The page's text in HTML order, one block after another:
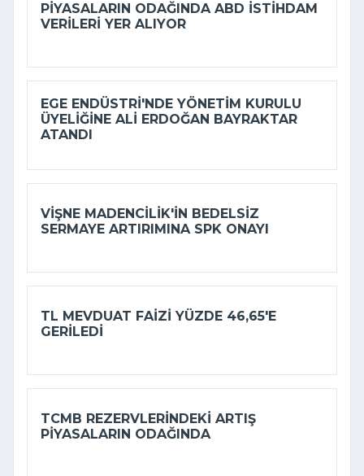
PIYASALARIN ODAĞINDA ABD ISTIHDAM
VERILERI YER ALIYOR
EGE ENDÜSTRI'NDE YÖNETIM KURULU
ÜYELIĞINE ALI ERDOĞAN BAYRAKTAR
ATANDI
VIŞNE MADENCILIK'IN BEDELSIZ
SERMAYE ARTIRIMINA SPK ONAYI
TL MEVDUAT FAIZI YÜZDE 46,65'E
GERILEDI
TCMB REZERVLERINDEKI ARTIŞ
PIYASALARIN ODAĞINDA